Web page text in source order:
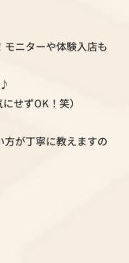
ニターや体験入店も
せずOK！笑）
が丁寧に教えますの